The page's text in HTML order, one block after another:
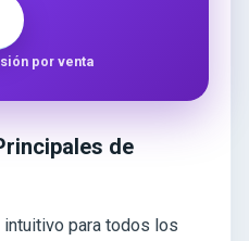
por venta
de
intuitivo para todos los